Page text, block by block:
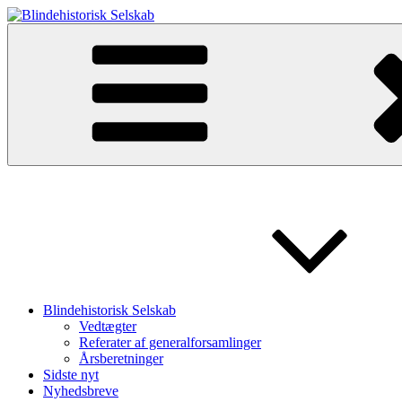
Videre
til
Blindehistorisk Selskab
Velkommen til Blindehistorisk Selskab.
Blindehistorisk Selskab
Vedtægter
Referater af generalforsamlinger
Årsberetninger
Sidste nyt
Nyhedsbreve